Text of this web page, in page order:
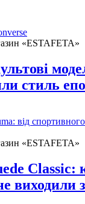
«ESTAFETA»
стиль
від
«ESTAFETA»
Classic:
виходили